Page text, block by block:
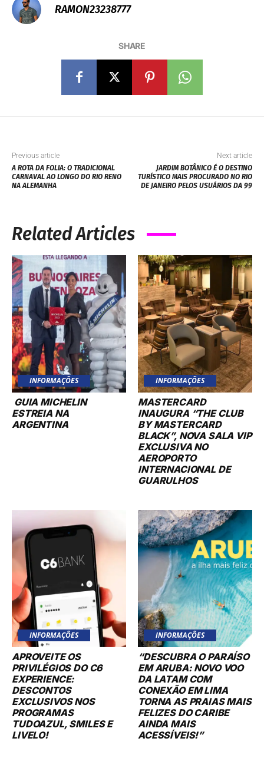
RAMON23238777
SHARE
Previous article
A ROTA DA FOLIA: O TRADICIONAL
CARNAVAL AO LONGO DO RIO RENO
NA ALEMANHA
Next article
JARDIM BOTÂNICO É O DESTINO
TURÍSTICO MAIS PROCURADO NO RIO
DE JANEIRO PELOS USUÁRIOS DA 99
Related Articles
INFORMAÇÕES
GUIA MICHELIN
ESTREIA NA
ARGENTINA
INFORMAÇÕES
MASTERCARD
INAUGURA “THE CLUB
BY MASTERCARD
BLACK”, NOVA SALA VIP
EXCLUSIVA NO
AEROPORTO
INTERNACIONAL DE
GUARULHOS
INFORMAÇÕES
APROVEITE OS
PRIVILÉGIOS DO C6
EXPERIENCE:
DESCONTOS
EXCLUSIVOS NOS
PROGRAMAS
TUDOAZUL, SMILES E
LIVELO!
INFORMAÇÕES
“DESCUBRA O PARAÍSO
EM ARUBA: NOVO VOO
DA LATAM COM
CONEXÃO EM LIMA
TORNA AS PRAIAS MAIS
FELIZES DO CARIBE
AINDA MAIS
ACESSÍVEIS!”